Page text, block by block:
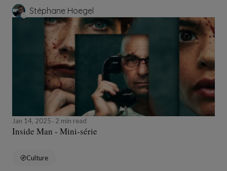
Stéphane Hoegel
Jan 14, 2025 2 min read
Inside Man - Mini-série
Culture